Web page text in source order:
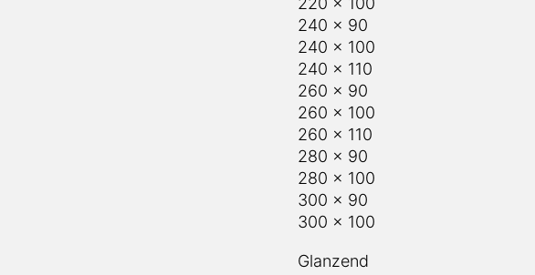
240 x 90
240 x 100
240 x 110
260 x 90
260 x 100
260 x 110
280 x 90
280 x 100
300 x 90
300 x 100
Mat